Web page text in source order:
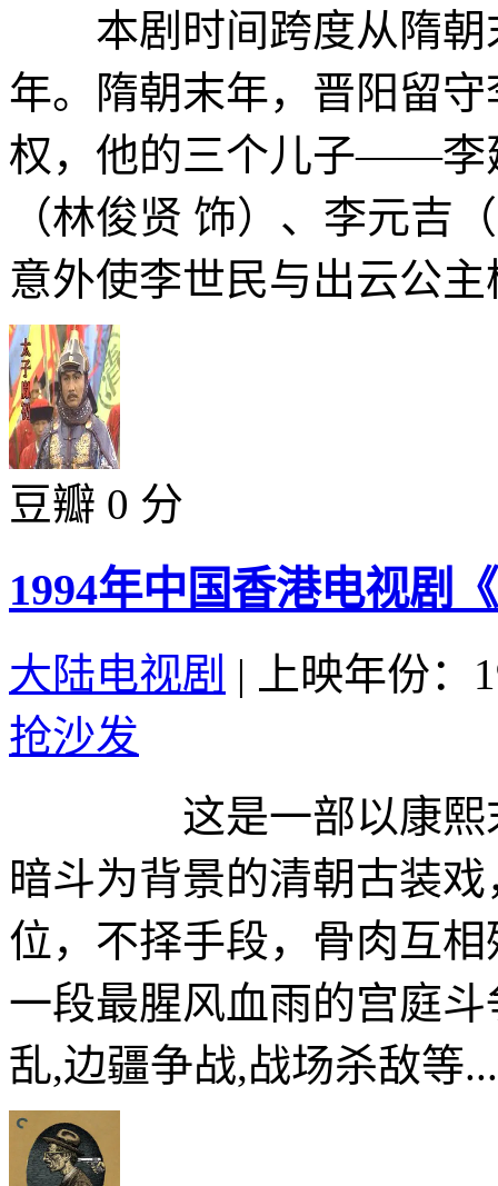
本剧时间跨度从隋朝
年。隋朝末年，晋阳留
权，他的三个儿子——李
（林俊贤 饰）、李元吉
意外使李世民与出云公
豆瓣 0 分
1994年中国香港电视剧
大陆电视剧 |
上映年份：
抢沙发
这是一部以康熙末
暗斗为背景的清朝古装
位，不择手段，骨肉互
一段最腥风血雨的宫庭
乱,边疆争战,战场杀敌等